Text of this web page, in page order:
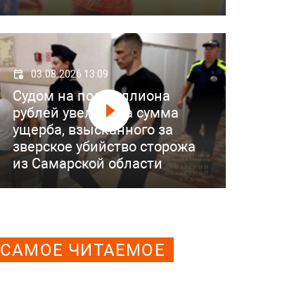
03.08.2026 13:09
Судом на полмиллиона
рублей увеличена сумма
ущерба, взысканного за
зверское убийство сторожа
из Самарской области
САМОЕ ЧИТАЕМОЕ